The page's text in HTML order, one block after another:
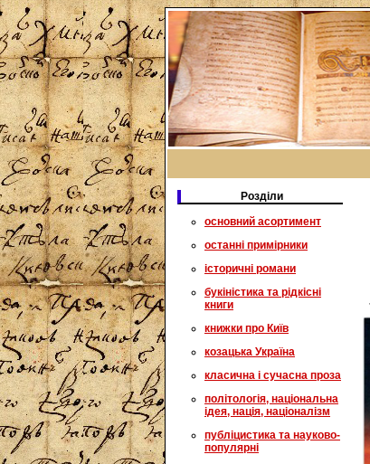
Розділи
основний асортимент
останні примірники
історичні романи
букіністика та рідкісні
книги
книжки про Київ
козацька Україна
класична і сучасна проза
політологія, національна
ідея, нація, націоналізм
публіцистика та науково-
популярні